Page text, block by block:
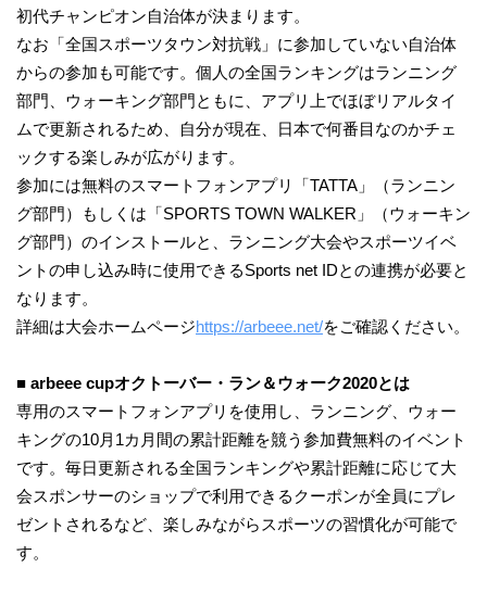
初代チャンピオン自治体が決まります。
なお「全国スポーツタウン対抗戦」に参加していない自治体
からの参加も可能です。個人の全国ランキングはランニング
部門、ウォーキング部門ともに、アプリ上でほぼリアルタイ
ムで更新されるため、自分が現在、日本で何番目なのかチェ
ックする楽しみが広がります。
参加には無料のスマートフォンアプリ「TATTA」（ランニン
グ部門）もしくは「SPORTS TOWN WALKER」（ウォーキン
グ部門）のインストールと、ランニング大会やスポーツイベ
ントの申し込み時に使用できるSports net IDとの連携が必要と
なります。
詳細は大会ホームページhttps://arbeee.net/をご確認ください。
■ arbeee cupオクトーバー・ラン＆ウォーク2020とは
専用のスマートフォンアプリを使用し、ランニング、ウォー
キングの10月1カ月間の累計距離を競う参加費無料のイベント
です。毎日更新される全国ランキングや累計距離に応じて大
会スポンサーのショップで利用できるクーポンが全員にプレ
ゼントされるなど、楽しみながらスポーツの習慣化が可能で
す。